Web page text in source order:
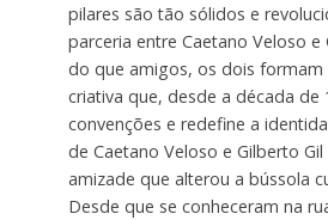
pilares são tão sólidos e
parceria entre Caetano Veloso e
do que amigos, os dois formam
criativa que, desde a década de
convenções e redefine a
de Caetano Veloso e Gilberto
amizade que alterou a bússola
Desde que se conheceram na